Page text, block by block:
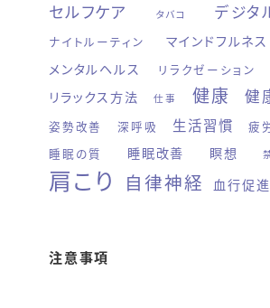
セルフケア タバコ デジタ
ナイトルーティン マインドフルネス
メンタルヘルス リラクゼーション
リラックス方法 仕事 健康 健
姿勢改善 深呼吸 生活習慣 疲
睡眠の質 睡眠改善 瞑想
肩こり 自律神経 血行促進
注意事項